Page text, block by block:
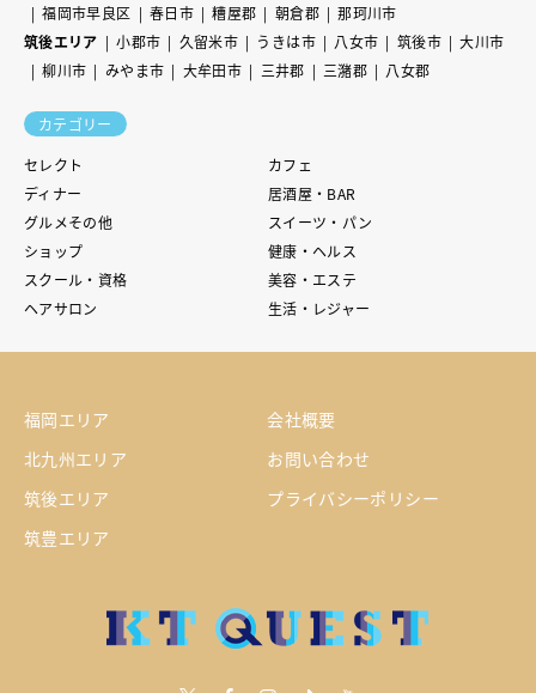
福岡市早良区
春日市 糟屋郡 朝倉郡
那珂川市
筑後エリア
小郡市 久留米市 うきは市 八女市 筑後市
大川市
柳川市
みやま市 大牟田市 三井郡 三潴郡 八女郡
カテゴリー
セレクト
カフェ
ディナー
居酒屋・BAR
グルメその他
スイーツ・パン
ショップ
健康・ヘルス
スクール・資格
美容・エステ
ヘアサロン
生活・レジャー
福岡エリア
北九州エリア
筑後エリア
筑豊エリア
会社概要
お問い合わせ
プライバシーポリシー